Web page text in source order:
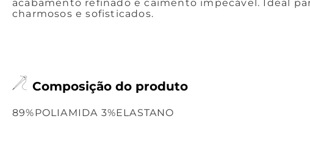
acabamento refinado e caimento impecável. Ideal
charmosos e sofisticados.
Composição do produto
89%POLIAMIDA 3%ELASTANO